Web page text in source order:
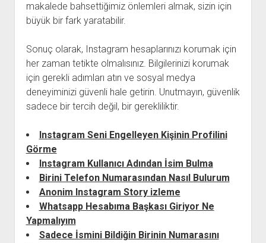
makalede bahsettiğimiz önlemleri almak, sizin için
büyük bir fark yaratabilir.
Sonuç olarak, Instagram hesaplarınızı korumak için
her zaman tetikte olmalısınız. Bilgilerinizi korumak
için gerekli adımları atın ve sosyal medya
deneyiminizi güvenli hale getirin. Unutmayın, güvenlik
sadece bir tercih değil, bir gerekliliktir.
Instagram Seni Engelleyen Kişinin Profilini
Görme
Instagram Kullanıcı Adından İsim Bulma
Birini Telefon Numarasından Nasıl Bulurum
Anonim Instagram Story izleme
Whatsapp Hesabıma Başkası Giriyor Ne
Yapmalıyım
Sadece İsmini Bildiğin Birinin Numarasını